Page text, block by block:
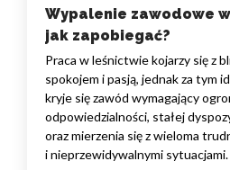
Wypalenie zawodowe
jak zapobiegać?
Praca w leśnictwie kojarzy się z
spokojem i pasją, jednak za tym
kryje się zawód wymagający
odpowiedzialności, stałej
oraz mierzenia się z wieloma
i nieprzewidywalnymi sytuacjami.